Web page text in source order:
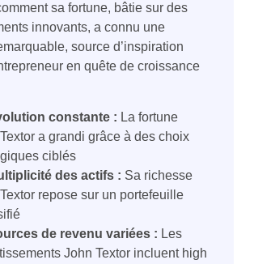
sa fortune, bâtie sur des
innovants, a connu une
source d’inspiration
en quête de croissance
constante : La fortune
a grandi grâce à des choix
ciblés
des actifs : Sa richesse
repose sur un portefeuille
de revenu variées : Les
John Textor incluent high